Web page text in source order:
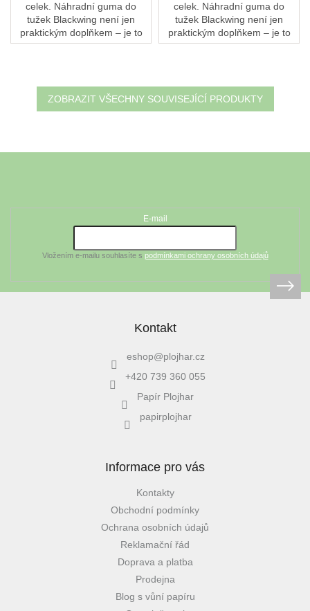
celek. Náhradní guma do
tužek Blackwing není jen
praktickým doplňkem – je to
designový prvek, který
celek. Náhradní guma do
tužek Blackwing není jen
praktickým doplňkem – je to
designový prvek, který
ZOBRAZIT VŠECHNY SOUVISEJÍCÍ PRODUKTY
E-mail
Vložením e-mailu souhlasíte s podmínkami ochrany osobních údajů
Kontakt
eshop@plojhar.cz
+420 739 360 055
Papír Plojhar
papirplojhar
Informace pro vás
Kontakty
Obchodní podmínky
Ochrana osobních údajů
Reklamační řád
Doprava a platba
Prodejna
Blog s vůní papíru